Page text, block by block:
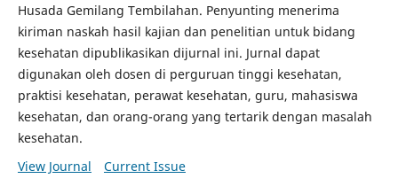
Husada Gemilang Tembilahan. Penyunting menerima
kiriman naskah hasil kajian dan penelitian untuk bidang
kesehatan dipublikasikan dijurnal ini. Jurnal dapat
digunakan oleh dosen di perguruan tinggi kesehatan,
praktisi kesehatan, perawat kesehatan, guru, mahasiswa
kesehatan, dan orang-orang yang tertarik dengan masalah
kesehatan.
View Journal
Current Issue